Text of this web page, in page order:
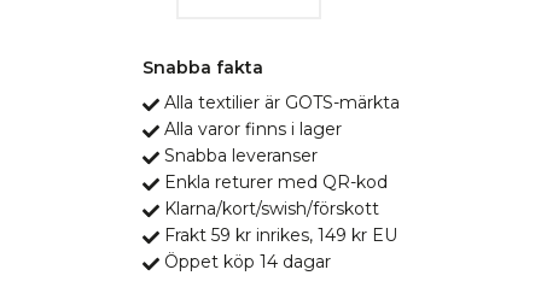
Snabba fakta
Alla textilier är GOTS-märkta
Alla varor finns i lager
Snabba leveranser
Enkla returer med QR-kod
Klarna/kort/swish/förskott
Frakt 59 kr inrikes, 149 kr EU
Öppet köp 14 dagar